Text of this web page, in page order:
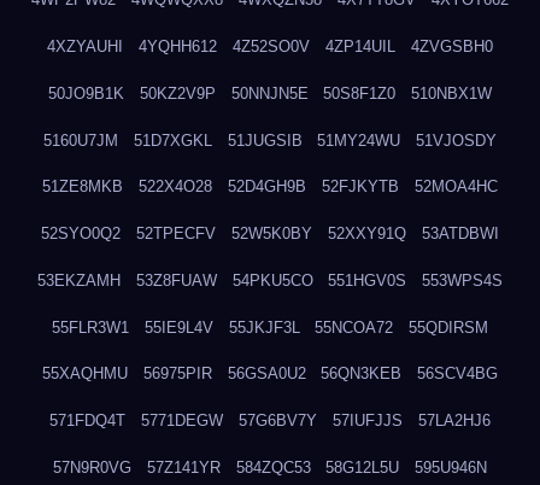
4XZYAUHI 4YQHH612 4Z52SO0V 4ZP14UIL 4ZVGSBH0
50JO9B1K 50KZ2V9P 50NNJN5E 50S8F1Z0 510NBX1W
5160U7JM 51D7XGKL 51JUGSIB 51MY24WU 51VJOSDY
51ZE8MKB 522X4O28 52D4GH9B 52FJKYTB 52MOA4HC
52SYO0Q2 52TPECFV 52W5K0BY 52XXY91Q 53ATDBWI
53EKZAMH 53Z8FUAW 54PKU5CO 551HGV0S 553WPS4S
55FLR3W1 55IE9L4V 55JKJF3L 55NCOA72 55QDIRSM
55XAQHMU 56975PIR 56GSA0U2 56QN3KEB 56SCV4BG
571FDQ4T 5771DEGW 57G6BV7Y 57IUFJJS 57LA2HJ6
57N9R0VG 57Z141YR 584ZQC53 58G12L5U 595U946N